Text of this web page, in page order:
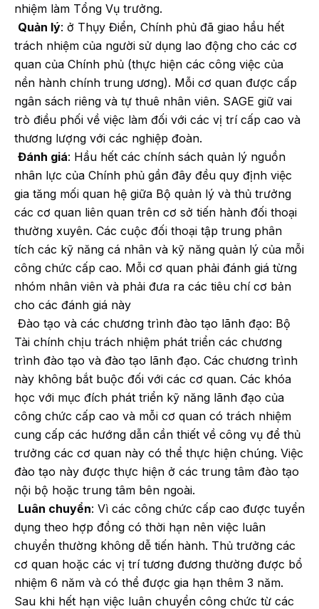
nhiệm làm Tổng Vụ trưởng.
Quản lý: ở Thụy Điển, Chính phủ đã giao hầu hết
trách nhiệm của người sử dụng lao động cho các cơ
quan của Chính phủ (thực hiện các công việc của
nền hành chính trung ương). Mỗi cơ quan được cấp
ngân sách riêng và tự thuê nhân viên. SAGE giữ vai
trò điều phối về việc làm đối với các vị trí cấp cao và
thương lượng với các nghiệp đoàn.
Đánh giá: Hầu hết các chính sách quản lý nguồn
nhân lực của Chính phủ gần đây đều quy định việc
gia tăng mối quan hệ giữa Bộ quản lý và thủ trưởng
các cơ quan liên quan trên cơ sở tiến hành đối thoại
thường xuyên. Các cuộc đối thoại tập trung phân
tích các kỹ năng cá nhân và kỹ năng quản lý của mỗi
công chức cấp cao. Mỗi cơ quan phải đánh giá từng
nhóm nhân viên và phải đưa ra các tiêu chí cơ bản
cho các đánh giá này
Đào tạo và các chương trình đào tạo lãnh đạo: Bộ
Tài chính chịu trách nhiệm phát triển các chương
trình đào tạo và đào tạo lãnh đạo. Các chương trình
này không bắt buộc đối với các cơ quan. Các khóa
học với mục đích phát triển kỹ năng lãnh đạo của
công chức cấp cao và mỗi cơ quan có trách nhiệm
cung cấp các hướng dẫn cần thiết về công vụ để thủ
trưởng các cơ quan này có thể thực hiện chúng. Việc
đào tạo này được thực hiện ở các trung tâm đào tạo
nội bộ hoặc trung tâm bên ngoài.
Luân chuyển: Vì các công chức cấp cao được tuyển
dụng theo hợp đồng có thời hạn nên việc luân
chuyển thường không dễ tiến hành. Thủ trưởng các
cơ quan hoặc các vị trí tương đương thường được bổ
nhiệm 6 năm và có thể được gia hạn thêm 3 năm.
Sau khi hết hạn việc luân chuyển công chức từ các